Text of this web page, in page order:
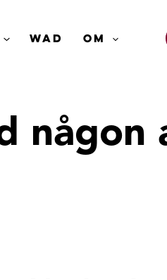
WAD OM
någon